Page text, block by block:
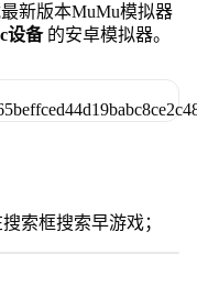
新版本MuMu模拟器
设备 的安卓模拟器。
索框搜索早游戏；